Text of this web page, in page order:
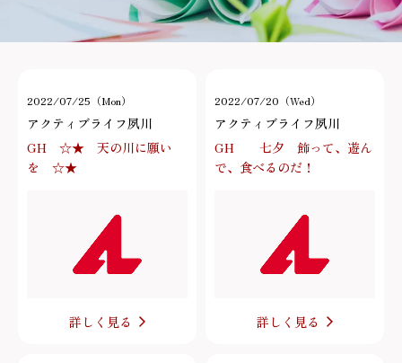
2022/07/25（Mon）
アクティブライフ夙川
GH ☆★ 天の川に願い
を ☆★
詳しく見る
2022/07/20（Wed）
アクティブライフ夙川
GH 七夕 飾って、遊ん
で、食べるのだ！
詳しく見る